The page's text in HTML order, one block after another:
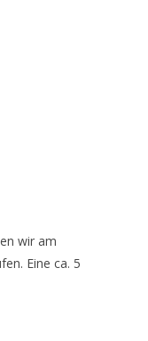
wir am
Eine ca. 5